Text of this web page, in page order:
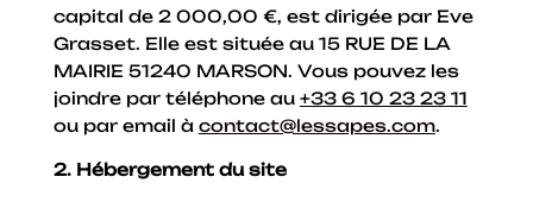
capital de 2 000,00 €, est dirigée par Eve
Grasset. Elle est située au 15 RUE DE LA
MAIRIE 51240 MARSON. Vous pouvez les
joindre par téléphone au +33 6 10 23 23 11
ou par email à contact@lessapes.com.
2. Hébergement du site